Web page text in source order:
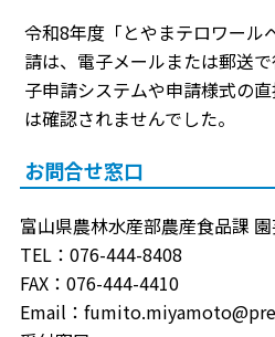
令和8年度「とやまテロワール
請は、電子メールまたは郵送
子申請システムや申請様式の
は確認されませんでした。
お問合せ窓口
富山県農林水産部農産食品課
TEL：076-444-8408
FAX：076-444-4410
Email：